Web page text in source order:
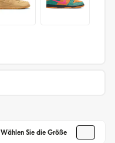
Wählen Sie die Größe